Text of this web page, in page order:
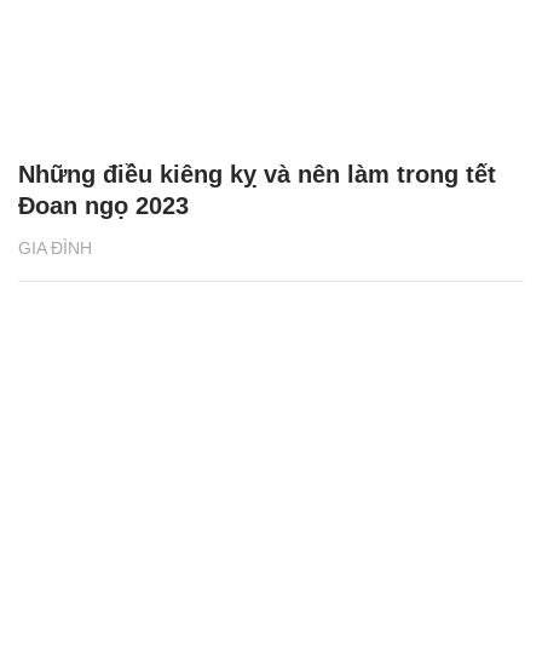
GIA ĐÌNH
Những điều kiêng kỵ và nên làm trong tết
Đoan ngọ 2023